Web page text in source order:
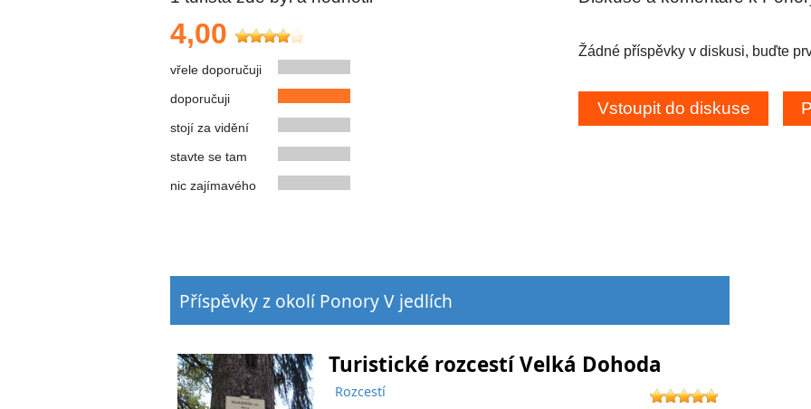
4,00
vřele doporučuji
doporučuji
stojí za vidění
stavte se tam
nic zajímavého
Žádné příspěvky v diskusi, buďte
Příspěvky z okolí Ponory V jedlích
Turistické rozcestí Velká Dohoda
Rozcestí